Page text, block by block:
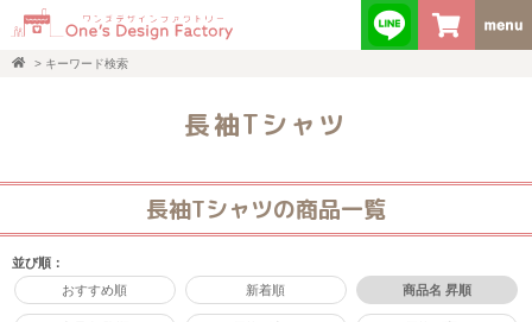
> キーワード検索
長袖Tシャツ
長袖Tシャツの商品一覧
並び順：
おすすめ順
新着順 商品名 昇順